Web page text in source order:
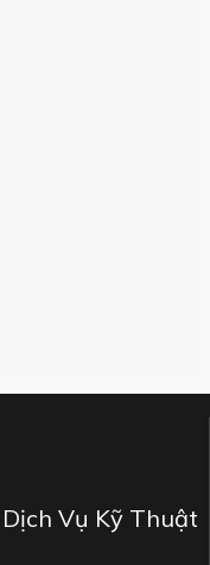
Vụ Kỹ Thuật